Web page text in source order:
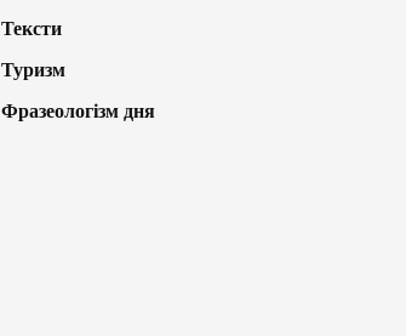
Тексти
Туризм
Фразеологізм дня